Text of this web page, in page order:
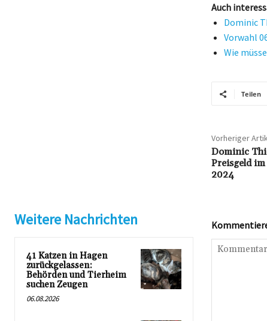
Auch
Dominic
Vorwahl
Wie
Teilen
Vorheriger
Dominic
Preisgeld
2024
Weitere Nachrichten
41 Katzen in Hagen
zurückgelassen:
Behörden und Tierheim
suchen Zeugen
06.08.2026